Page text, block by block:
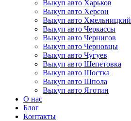
Выкуп авто Харьков
Выкуп авто Херсон
Выкуп авто Хмельницкий
Выкуп авто Черкассы
Выкуп авто Чернигов
Выкуп авто Черновцы
Выкуп авто Чугуев
Выкуп авто Шепетовка
Выкуп авто Шостка
Выкуп авто Шпола
Выкуп авто Яготин
О нас
Блог
Контакты